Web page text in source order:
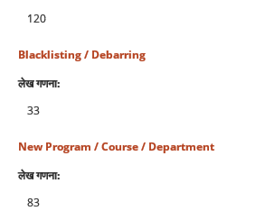
120
Blacklisting / Debarring
लेख गणना:
33
New Program / Course / Department
लेख गणना:
83